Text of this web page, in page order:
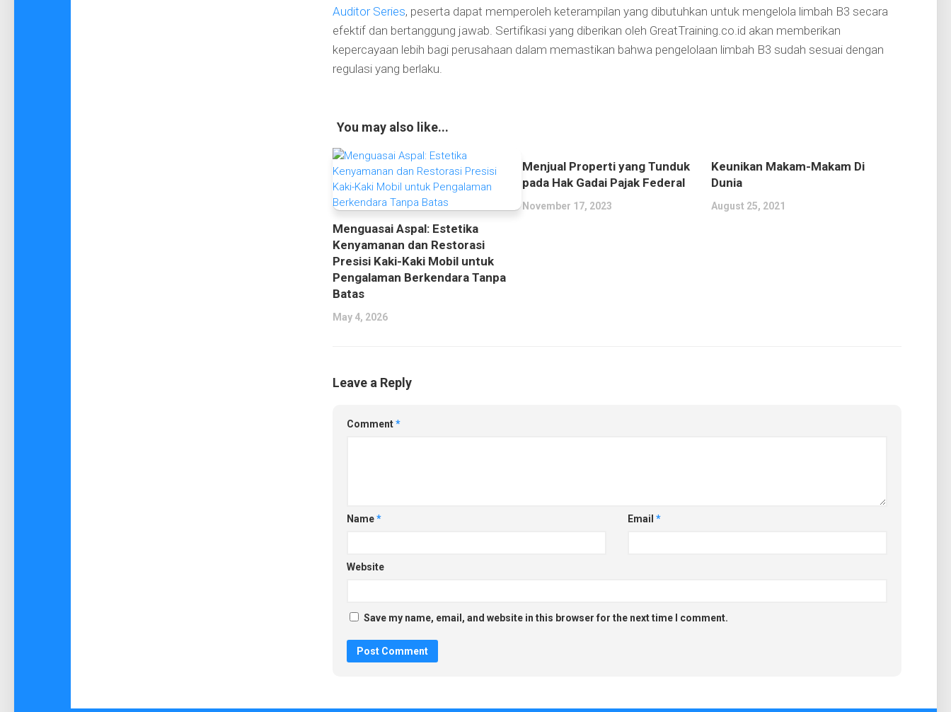
Auditor Series, peserta dapat memperoleh keterampilan yang dibutuhkan untuk mengelola limbah B3 secara
efektif dan bertanggung jawab. Sertifikasi yang diberikan oleh GreatTraining.co.id akan memberikan
kepercayaan lebih bagi perusahaan dalam memastikan bahwa pengelolaan limbah B3 sudah sesuai dengan
regulasi yang berlaku.
You may also like...
Menguasai Aspal: Estetika
Kenyamanan dan Restorasi
Presisi Kaki-Kaki Mobil untuk
Pengalaman Berkendara Tanpa
Batas
May 4, 2026
Menjual Properti yang Tunduk
pada Hak Gadai Pajak Federal
November 17, 2023
Keunikan Makam-Makam Di
Dunia
August 25, 2021
Leave a Reply
Comment*
Name* Email*
Website
Save my name, email, and website in this browser for the next time I comment.